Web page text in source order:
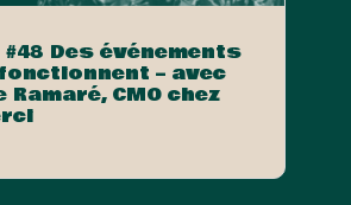
Des événements
– avec
Ramaré, CMO chez